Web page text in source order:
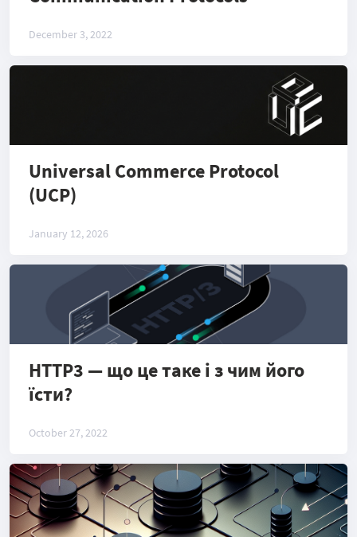
December 3, 2022
Universal Commerce Protocol
(UCP)
January 12, 2026
HTTP3 — що це таке і з чим його
їсти?
October 27, 2022